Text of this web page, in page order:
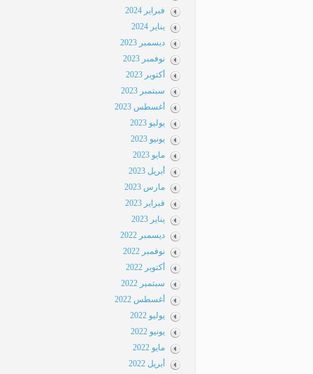
فبراير 2024
يناير 2024
ديسمبر 2023
نوفمبر 2023
أكتوبر 2023
سبتمبر 2023
أغسطس 2023
يوليو 2023
يونيو 2023
مايو 2023
أبريل 2023
مارس 2023
فبراير 2023
يناير 2023
ديسمبر 2022
نوفمبر 2022
أكتوبر 2022
سبتمبر 2022
أغسطس 2022
يوليو 2022
يونيو 2022
مايو 2022
أبريل 2022